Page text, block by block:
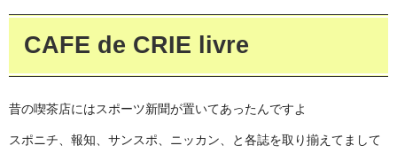
CAFE de CRIE livre
昔の喫茶店にはスポーツ新聞が置いてあったんですよ
スポニチ、報知、サンスポ、ニッカン、と各誌を取り揃えてまして